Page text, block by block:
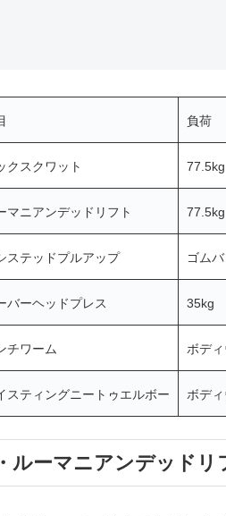
負荷
クスクワット 77.5kg
マニアンデッドリフト 77.5kg
ステッドプルアップ ゴム
バーヘッドプレス 35kg
チワーム ボディ
スティングニートゥエルボー ボディ
ルーマニアンデッドリ